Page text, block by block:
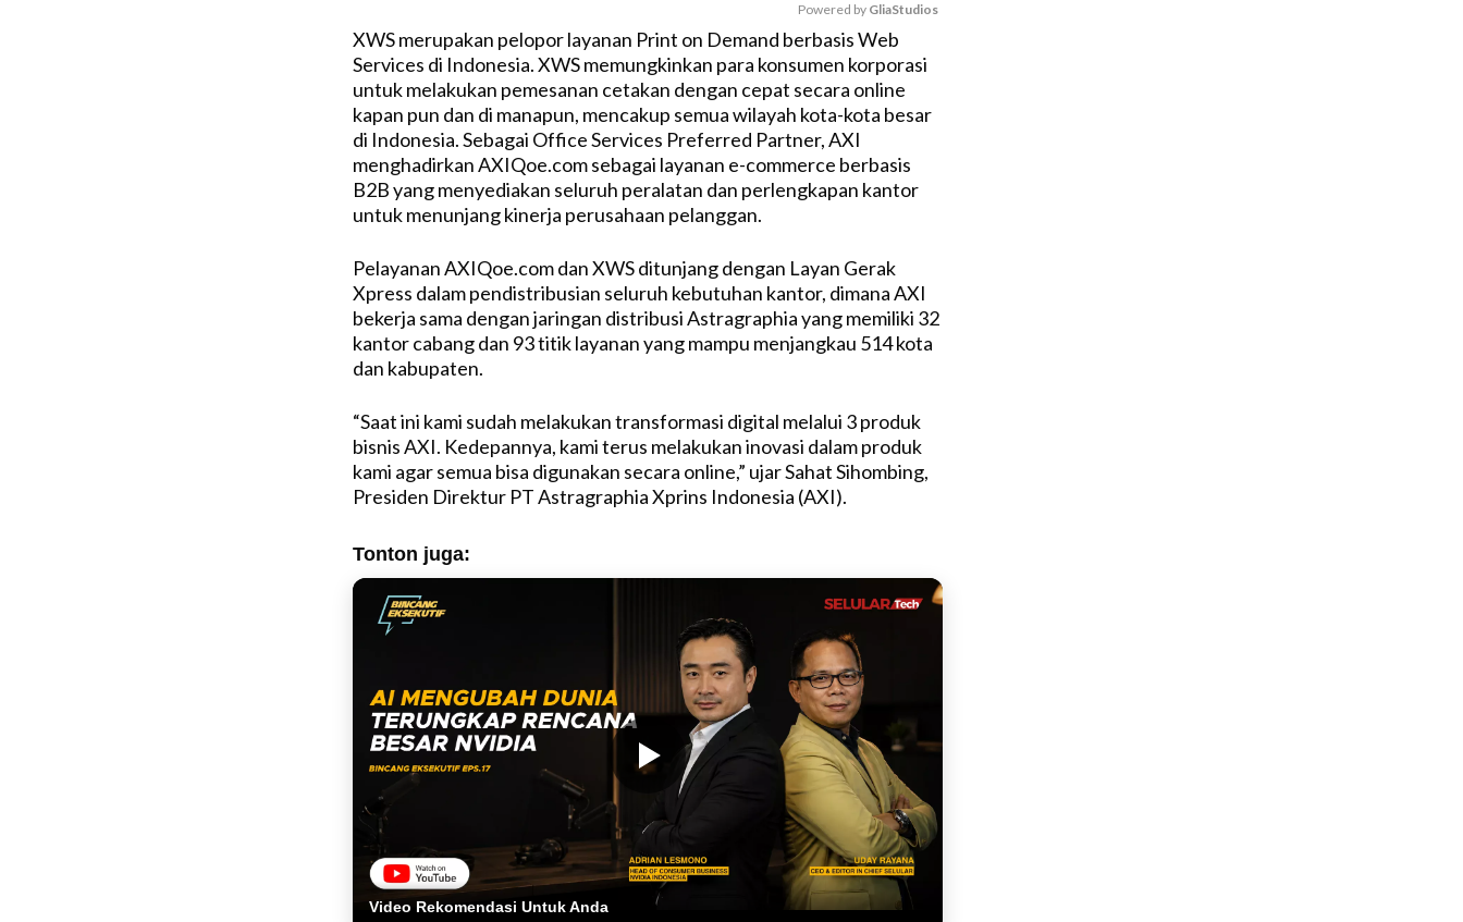
M
u
t
e
Powered by GliaStudios
XWS merupakan pelopor layanan Print on Demand berbasis Web
Services di Indonesia. XWS memungkinkan para konsumen korporasi
untuk melakukan pemesanan cetakan dengan cepat secara online
kapan pun dan di manapun, mencakup semua wilayah kota-kota besar
di Indonesia. Sebagai Office Services Preferred Partner, AXI
menghadirkan AXIQoe.com sebagai layanan e-commerce berbasis
B2B yang menyediakan seluruh peralatan dan perlengkapan kantor
untuk menunjang kinerja perusahaan pelanggan.
Pelayanan AXIQoe.com dan XWS ditunjang dengan Layan Gerak
Xpress dalam pendistribusian seluruh kebutuhan kantor, dimana AXI
bekerja sama dengan jaringan distribusi Astragraphia yang memiliki 32
kantor cabang dan 93 titik layanan yang mampu menjangkau 514 kota
dan kabupaten.
“Saat ini kami sudah melakukan transformasi digital melalui 3 produk
bisnis AXI. Kedepannya, kami terus melakukan inovasi dalam produk
kami agar semua bisa digunakan secara online,” ujar Sahat Sihombing,
Presiden Direktur PT Astragraphia Xprins Indonesia (AXI).
Tonton juga:
Video Rekomendasi Untuk Anda